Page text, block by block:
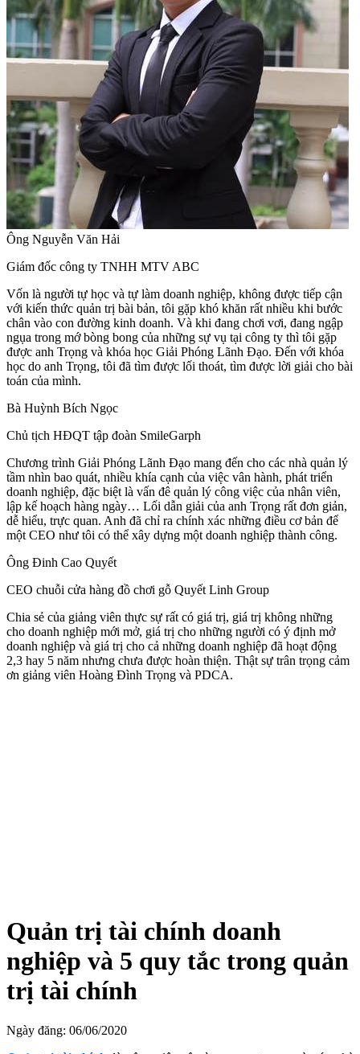
Ông Nguyễn Văn Hải
Giám đốc công ty TNHH MTV ABC
Vốn là người tự học và tự làm doanh nghiệp, không được tiếp cận
với kiến thức quản trị bài bản, tôi gặp khó khăn rất nhiều khi bước
chân vào con đường kinh doanh. Và khi đang chơi vơi, đang ngập
ngụa trong mớ bòng bong của những sự vụ tại công ty thì tôi gặp
được anh Trọng và khóa học Giải Phóng Lãnh Đạo. Đến với khóa
học do anh Trọng, tôi đã tìm được lối thoát, tìm được lời giải cho bài
toán của mình.
Bà Huỳnh Bích Ngọc
Chủ tịch HĐQT tập đoàn SmileGarph
Chương trình Giải Phóng Lãnh Đạo mang đến cho các nhà quản lý
tầm nhìn bao quát, nhiều khía cạnh của việc vân hành, phát triển
doanh nghiệp, đặc biệt là vấn đê quản lý công việc của nhân viên,
lập kế hoạch hàng ngày… Lối dẫn giải của anh Trọng rất đơn giản,
dễ hiểu, trực quan. Anh đã chỉ ra chính xác những điều cơ bản để
một CEO như tôi có thể xây dựng một doanh nghiệp thành công.
Ông Đinh Cao Quyết
CEO chuỗi cửa hàng đồ chơi gỗ Quyết Linh Group
Chia sẻ của giảng viên thực sự rất có giá trị, giá trị không những
cho doanh nghiệp mới mở, giá trị cho những người có ý định mở
doanh nghiệp và giá trị cho cả những doanh nghiệp đã hoạt động
2,3 hay 5 năm nhưng chưa được hoàn thiện. Thật sự trân trọng cảm
ơn giảng viên Hoàng Đình Trọng và PDCA.
Quản trị tài chính doanh
nghiệp và 5 quy tắc trong quản
trị tài chính
Ngày đăng: 06/06/2020